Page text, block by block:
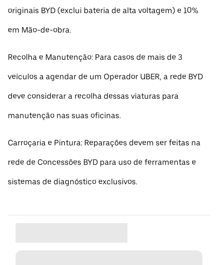
originais BYD (exclui bateria de alta voltagem) e 10%
em Mão-de-obra.
Recolha e Manutenção: Para casos de mais de 3
veículos a agendar de um Operador UBER, a rede BYD
deve considerar a recolha dessas viaturas para
manutenção nas suas oficinas.
Carroçaria e Pintura: Reparações devem ser feitas na
rede de Concessões BYD para uso de ferramentas e
sistemas de diagnóstico exclusivos.